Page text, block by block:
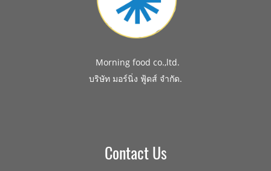
Morning food co.,ltd.
บริษัท มอร์นิ่ง ฟู้ดส์ จำกัด.
Contact Us